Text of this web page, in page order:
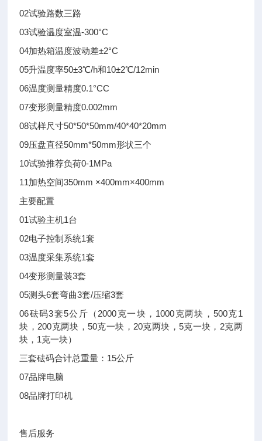
02试验路数三路
03试验温度室温-300°C
04加热箱温度波动差±2°C
05升温度率50±3℃/h和10±2℃/12min
06温度测量精度0.1°CC
07变形测量精度0.002mm
08试样尺寸50*50*50mm/40*40*20mm
09压盘直径50mm*50mm形状三个
10试验推荐负荷0-1MPa
11加热空间350mm ×400mm×400mm
主要配置
01试验主机1台
02电子控制系统1套
03温度采集系统1套
04变形测量装3套
05测头6套弯曲3套/压缩3套
06砝码3套5公斤（2000克一块，1000克两块，500克1
块，200克两块，50克一块，20克两块，5克一块，2克两
块，1克一块）
三套砝码合计总重量：15公斤
07品牌电脑
08品牌打印机
售后服务